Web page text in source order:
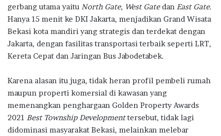
gerbang utama yaitu North Gate, West Gatedan East Gate.
Hanya 15 menit ke DKI Jakarta, menjadikan Grand Wisata
Bekasi kota mandiri yang strategis dan terdekat dengan
Jakarta, dengan fasilitas transportasi terbaik seperti LRT,
Kereta Cepat dan Jaringan Bus Jabodetabek.
Karena alasan itu juga, tidak heran profil pembeli rumah
maupun properti komersial di kawasan yang
memenangkan penghargaan Golden Property Awards
2021 Best Township Developmenttersebut, tidak lagi
didominasi masyarakat Bekasi, melainkan melebar